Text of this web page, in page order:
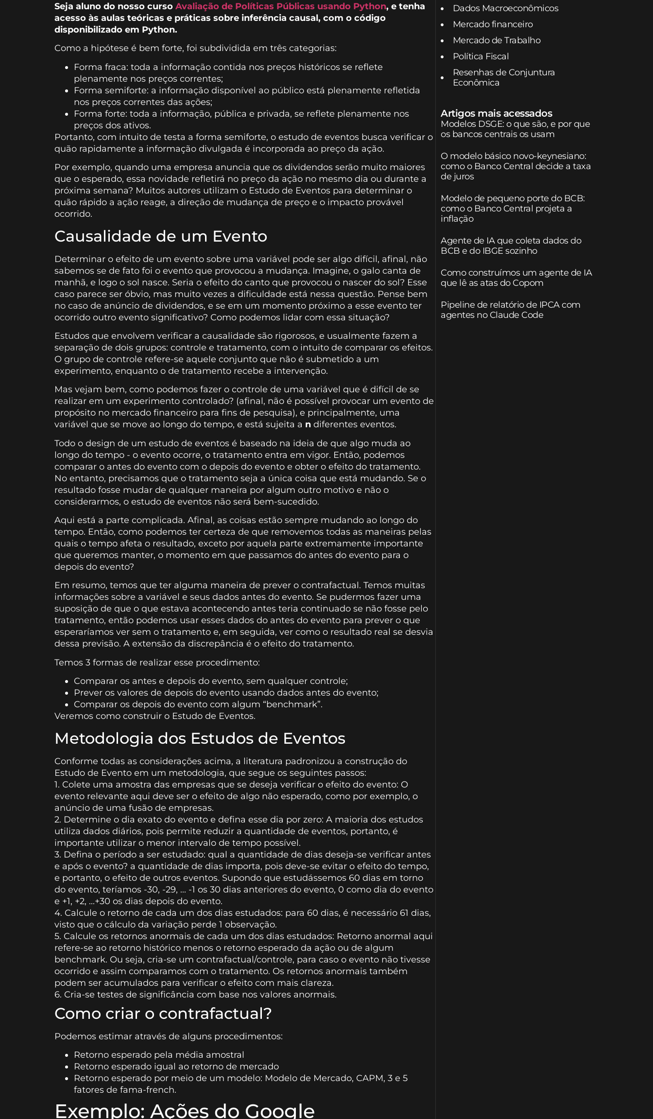
Seja aluno do nosso curso Avaliação de Políticas Públicas usando Python, e tenha
acesso às aulas teóricas e práticas sobre inferência causal, com o código
disponibilizado em Python.
Como a hipótese é bem forte, foi subdividida em três categorias:
Forma fraca: toda a informação contida nos preços históricos se reflete
plenamente nos preços correntes;
Forma semiforte: a informação disponível ao público está plenamente refletida
nos preços correntes das ações;
Forma forte: toda a informação, pública e privada, se reflete plenamente nos
preços dos ativos.
Portanto, com intuito de testa a forma semiforte, o estudo de eventos busca verificar o
quão rapidamente a informação divulgada é incorporada ao preço da ação.
Por exemplo, quando uma empresa anuncia que os dividendos serão muito maiores
que o esperado, essa novidade refletirá no preço da ação no mesmo dia ou durante a
próxima semana? Muitos autores utilizam o Estudo de Eventos para determinar o
quão rápido a ação reage, a direção de mudança de preço e o impacto provável
ocorrido.
Causalidade de um Evento
Determinar o efeito de um evento sobre uma variável pode ser algo difícil, afinal, não
sabemos se de fato foi o evento que provocou a mudança. Imagine, o galo canta de
manhã, e logo o sol nasce. Seria o efeito do canto que provocou o nascer do sol? Esse
caso parece ser óbvio, mas muito vezes a dificuldade está nessa questão. Pense bem
no caso de anúncio de dividendos, e se em um momento próximo a esse evento ter
ocorrido outro evento significativo? Como podemos lidar com essa situação?
Estudos que envolvem verificar a causalidade são rigorosos, e usualmente fazem a
separação de dois grupos: controle e tratamento, com o intuito de comparar os efeitos.
O grupo de controle refere-se aquele conjunto que não é submetido a um
experimento, enquanto o de tratamento recebe a intervenção.
Mas vejam bem, como podemos fazer o controle de uma variável que é difícil de se
realizar em um experimento controlado? (afinal, não é possível provocar um evento de
propósito no mercado financeiro para fins de pesquisa), e principalmente, uma
variável que se move ao longo do tempo, e está sujeita a n diferentes eventos.
Todo o design de um estudo de eventos é baseado na ideia de que algo muda ao
longo do tempo - o evento ocorre, o tratamento entra em vigor. Então, podemos
comparar o antes do evento com o depois do evento e obter o efeito do tratamento.
No entanto, precisamos que o tratamento seja a única coisa que está mudando. Se o
resultado fosse mudar de qualquer maneira por algum outro motivo e não o
considerarmos, o estudo de eventos não será bem-sucedido.
Aqui está a parte complicada. Afinal, as coisas estão sempre mudando ao longo do
tempo. Então, como podemos ter certeza de que removemos todas as maneiras pelas
quais o tempo afeta o resultado, exceto por aquela parte extremamente importante
que queremos manter, o momento em que passamos do antes do evento para o
depois do evento?
Em resumo, temos que ter alguma maneira de prever o contrafactual. Temos muitas
informações sobre a variável e seus dados antes do evento. Se pudermos fazer uma
suposição de que o que estava acontecendo antes teria continuado se não fosse pelo
tratamento, então podemos usar esses dados do antes do evento para prever o que
esperaríamos ver sem o tratamento e, em seguida, ver como o resultado real se desvia
dessa previsão. A extensão da discrepância é o efeito do tratamento.
Temos 3 formas de realizar esse procedimento:
Comparar os antes e depois do evento, sem qualquer controle;
Prever os valores de depois do evento usando dados antes do evento;
Comparar os depois do evento com algum “benchmark”.
Veremos como construir o Estudo de Eventos.
Metodologia dos Estudos de Eventos
Conforme todas as considerações acima, a literatura padronizou a construção do
Estudo de Evento em um metodologia, que segue os seguintes passos:
1. Colete uma amostra das empresas que se deseja verificar o efeito do evento: O
evento relevante aqui deve ser o efeito de algo não esperado, como por exemplo, o
anúncio de uma fusão de empresas.
2. Determine o dia exato do evento e defina esse dia por zero: A maioria dos estudos
utiliza dados diários, pois permite reduzir a quantidade de eventos, portanto, é
importante utilizar o menor intervalo de tempo possível.
3. Defina o período a ser estudado: qual a quantidade de dias deseja-se verificar antes
e após o evento? a quantidade de dias importa, pois deve-se evitar o efeito do tempo,
e portanto, o efeito de outros eventos. Supondo que estudássemos 60 dias em torno
do evento, teríamos -30, -29, ... -1 os 30 dias anteriores do evento, 0 como dia do evento
e +1, +2, ...+30 os dias depois do evento.
4. Calcule o retorno de cada um dos dias estudados: para 60 dias, é necessário 61 dias,
visto que o cálculo da variação perde 1 observação.
5. Calcule os retornos anormais de cada um dos dias estudados: Retorno anormal aqui
refere-se ao retorno histórico menos o retorno esperado da ação ou de algum
benchmark. Ou seja, cria-se um contrafactual/controle, para caso o evento não tivesse
ocorrido e assim comparamos com o tratamento. Os retornos anormais também
podem ser acumulados para verificar o efeito com mais clareza.
6. Cria-se testes de significância com base nos valores anormais.
Como criar o contrafactual?
Podemos estimar através de alguns procedimentos:
Retorno esperado pela média amostral
Retorno esperado igual ao retorno de mercado
Retorno esperado por meio de um modelo: Modelo de Mercado, CAPM, 3 e 5
fatores de fama-french.
Exemplo: Ações do Google
Dados Macroeconômicos
Mercado financeiro
Mercado de Trabalho
Política Fiscal
Resenhas de Conjuntura
Econômica
Artigos mais acessados
Modelos DSGE: o que são, e por que
os bancos centrais os usam
O modelo básico novo-keynesiano:
como o Banco Central decide a taxa
de juros
Modelo de pequeno porte do BCB:
como o Banco Central projeta a
inflação
Agente de IA que coleta dados do
BCB e do IBGE sozinho
Como construímos um agente de IA
que lê as atas do Copom
Pipeline de relatório de IPCA com
agentes no Claude Code